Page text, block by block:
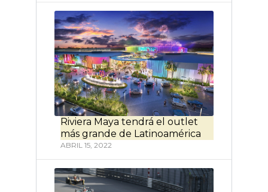
Riviera Maya tendrá el outlet
más grande de Latinoamérica
ABRIL 15, 2022